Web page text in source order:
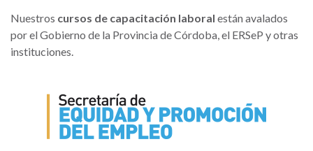
Nuestros cursos de capacitación laboral están avalados
por el Gobierno de la Provincia de Córdoba, el ERSeP y otras
instituciones.